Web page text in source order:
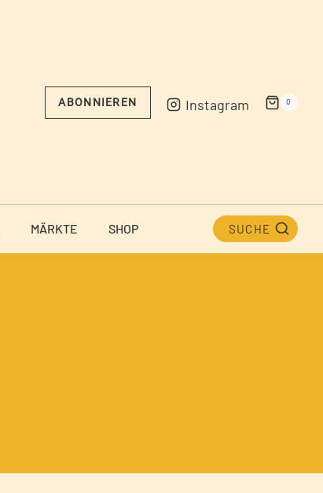
ABONNIEREN Instagram 0
MÄRKTE SHOP SUCHE